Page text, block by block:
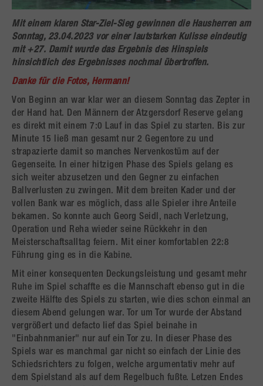
Mit einem klaren Star-Ziel-Sieg gewinnen die Hausherren am
Sonntag, 23.04.2023 vor einer lautstarken Kulisse eindeutig
mit +27. Damit wurde das Ergebnis des Hinspiels
hinsichtlich des Ergebnisses nochmal übertroffen.
Danke für die Fotos, Hermann!
Von Beginn an war klar wer an diesem Sonntag das Zepter in
der Hand hat. Den Männern der Atzgersdorf Reserve gelang
es direkt mit einem 7:0 Lauf in das Spiel zu starten. Bis zur
Minute 15 ließ man gesamt nur 2 Gegentore zu und
strapazierte damit so manches Nervenkostüm auf der
Gegenseite. In einer hitzigen Phase des Spiels gelang es
sich weiter abzusetzen und den Gegner zu einfachen
Ballverlusten zu zwingen. Mit dem breiten Kader und der
vollen Bank war es möglich, dass alle Spieler ihre Anteile
bekamen. So konnte auch Georg Seidl, nach Verletzung,
Operation und Reha wieder seine Rückkehr in den
Meisterschaftsalltag feiern. Mit einer komfortablen 22:8
Führung ging es in die Kabine.
Mit einer konsequenten Deckungsleistung und gesamt mehr
Ruhe im Spiel schaffte es die Mannschaft ebenso gut in die
zweite Hälfte des Spiels zu starten, wie dies schon einmal an
diesem Abend gelungen war. Tor um Tor wurde der Abstand
vergrößert und defacto lief das Spiel beinahe in
"Einbahnmanier" nur auf ein Tor zu. In dieser Phase des
Spiels war es manchmal gar nicht so einfach der Linie des
Schiedsrichters zu folgen, welche argumentativ mehr auf
dem Spielstand als auf dem Regelbuch fußte. Letzen Endes